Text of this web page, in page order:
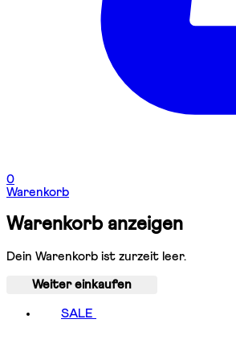
0
Warenkorb
Warenkorb anzeigen
Dein Warenkorb ist zurzeit leer.
Weiter einkaufen
SALE